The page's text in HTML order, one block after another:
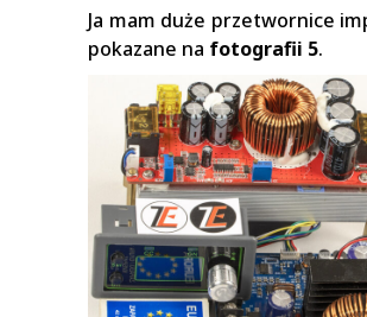
Ja mam duże przetwornice
pokazane na fotografii 5.